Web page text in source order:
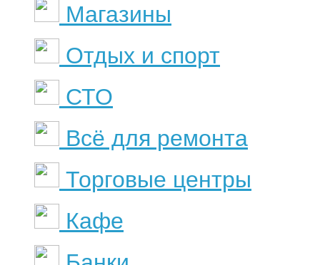
Магазины
Отдых и спорт
СТО
Всё для ремонта
Торговые центры
Кафе